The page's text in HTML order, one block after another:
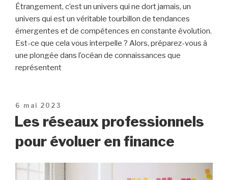
Étrangement, c’est un univers qui ne dort jamais, un
univers qui est un véritable tourbillon de tendances
émergentes et de compétences en constante évolution.
Est-ce que cela vous interpelle ? Alors, préparez-vous à
une plongée dans l’océan de connaissances que
représentent
Publié
le
6 mai 2023
Les réseaux professionnels
pour évoluer en finance